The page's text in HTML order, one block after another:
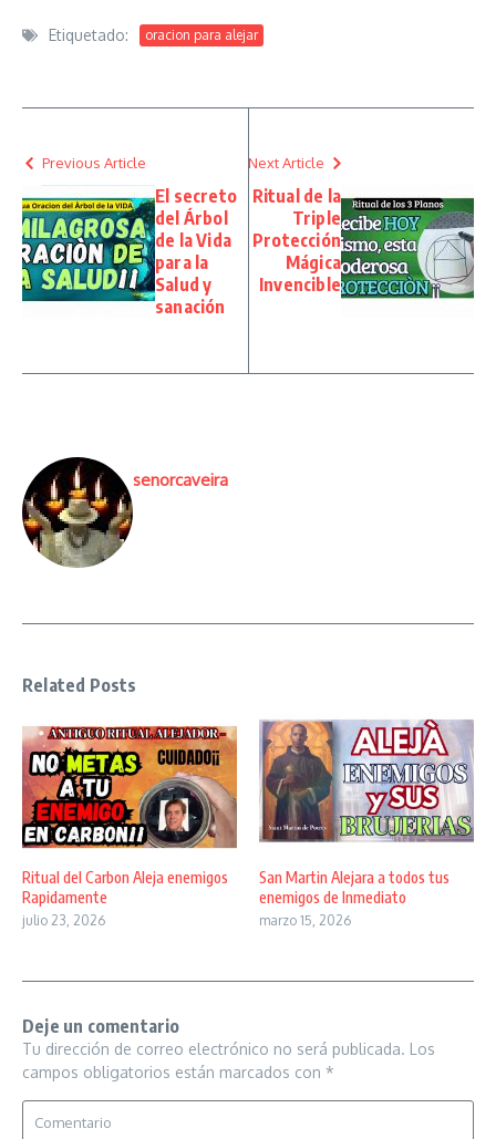
Etiquetado: oracion para alejar
Previous Article
El secreto
del Árbol
de la Vida
para la
Salud y
sanación
Next Article
Ritual de la
Triple
Protección
Mágica
Invencible
senorcaveira
Related Posts
Ritual del Carbon Aleja enemigos
Rapidamente
julio 23, 2026
San Martin Alejara a todos tus
enemigos de Inmediato
marzo 15, 2026
Deje un comentario
Tu dirección de correo electrónico no será publicada. Los
campos obligatorios están marcados con *